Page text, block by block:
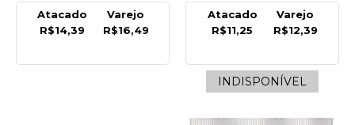
Balao Liso 7.0 Laranja
Mandarim C/50 Sao
R$12,39
Atacado
R$14,39
Varejo
R$16,49
Atacado
R$11,25
Varejo
R$12,39
INDISPONÍVEL